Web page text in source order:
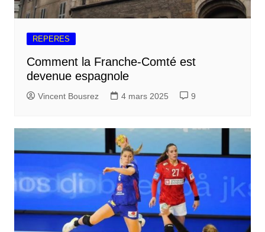
REPERES
Comment la Franche-Comté est
devenue espagnole
Vincent Bousrez 4 mars 2025 9